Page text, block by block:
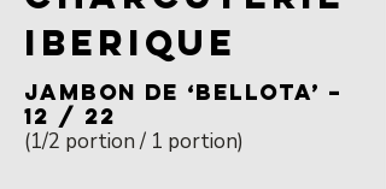
IBERIQUE
JAMBON DE ‘BELLOTA’ –
12 / 22
(1/2 portion / 1 portion)